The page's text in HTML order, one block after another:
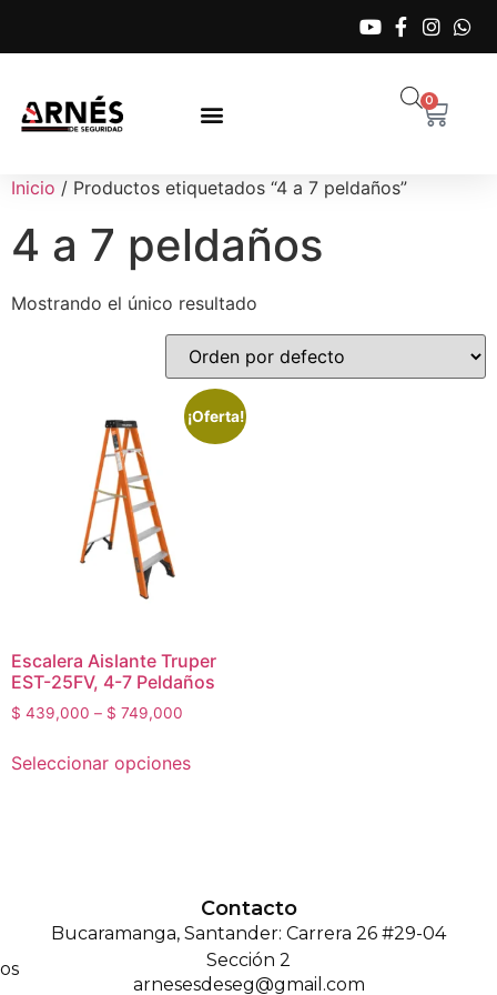
0
Inicio / Productos etiquetados “4 a 7 peldaños”
4 a 7 peldaños
Mostrando el único resultado
¡Oferta!
Escalera Aislante Truper
EST-25FV, 4-7 Peldaños
$ 439,000 – $ 749,000
Seleccionar opciones
Contacto
Bucaramanga, Santander: Carrera 26 #29-04
Sección 2
arnesesdeseg@gmail.com